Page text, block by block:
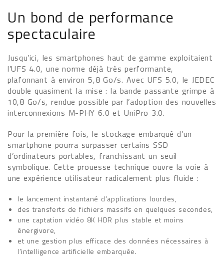
Un bond de performance
spectaculaire
Jusqu’ici, les smartphones haut de gamme exploitaient
l’UFS 4.0, une norme déjà très performante,
plafonnant à environ 5,8 Go/s. Avec UFS 5.0, le JEDEC
double quasiment la mise : la bande passante grimpe à
10,8 Go/s, rendue possible par l’adoption des nouvelles
interconnexions M-PHY 6.0 et UniPro 3.0.
Pour la première fois, le stockage embarqué d’un
smartphone pourra surpasser certains SSD
d’ordinateurs portables, franchissant un seuil
symbolique. Cette prouesse technique ouvre la voie à
une expérience utilisateur radicalement plus fluide :
le lancement instantané d’applications lourdes,
des transferts de fichiers massifs en quelques secondes,
une captation vidéo 8K HDR plus stable et moins
énergivore,
et une gestion plus efficace des données nécessaires à
l’intelligence artificielle embarquée.